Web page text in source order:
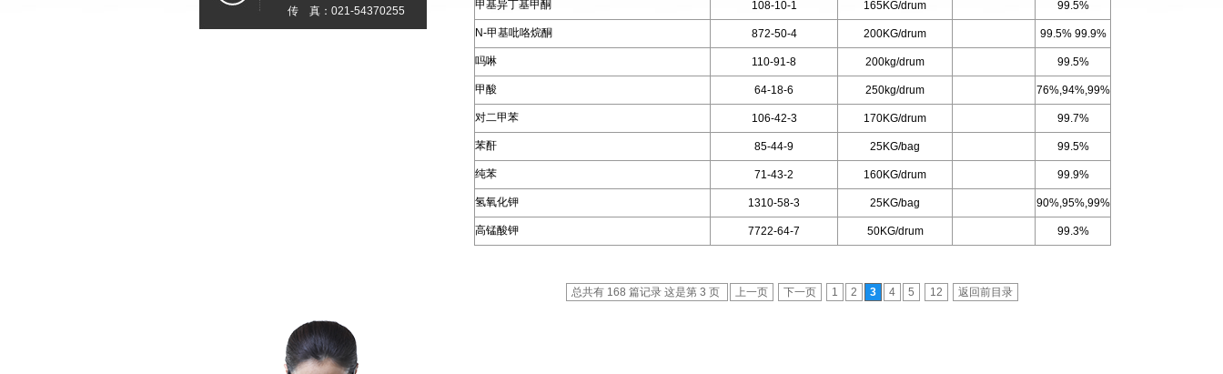
传 真：021-54370255
甲基异丁基甲酮 108-10-1 165KG/drum 99.5%
N-甲基吡咯烷酮 872-50-4 200KG/drum 99.5% 99.9%
吗啉 110-91-8 200kg/drum 99.5%
甲酸 64-18-6 250kg/drum 76%,94%,99%
对二甲苯 106-42-3 170KG/drum 99.7%
苯酐 85-44-9 25KG/bag 99.5%
纯苯 71-43-2 160KG/drum 99.9%
氢氧化钾 1310-58-3 25KG/bag 90%,95%,99%
高锰酸钾 7722-64-7 50KG/drum 99.3%
总共有 168 篇记录 这是第 3 页 上一页 下一页 1 2 3 4 5 12 返回前目录